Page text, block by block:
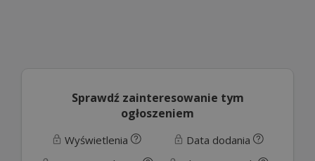
Sprawdź zainteresowanie tym
ogłoszeniem
Wyświetlenia
Data dodania